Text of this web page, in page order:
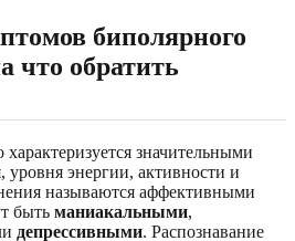
биполярного
что обратить
значительными
уровня энергии, активности и
называются аффективными
быть маниакальными,
депрессивными. Распознавание